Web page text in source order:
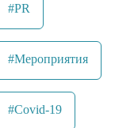
#PR
#Мероприятия
#Covid-19